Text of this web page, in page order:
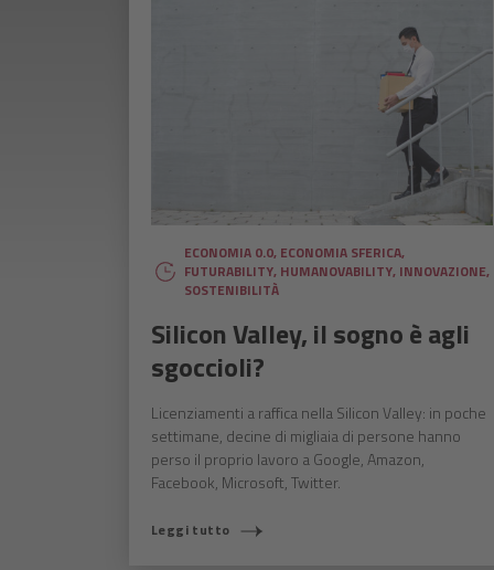
ECONOMIA 0.0, ECONOMIA SFERICA,
FUTURABILITY, HUMANOVABILITY, INNOVAZIONE,
SOSTENIBILITÀ
Silicon Valley, il sogno è agli
sgoccioli?
Licenziamenti a raffica nella Silicon Valley: in poche
settimane, decine di migliaia di persone hanno
perso il proprio lavoro a Google, Amazon,
Facebook, Microsoft, Twitter.
Leggi tutto